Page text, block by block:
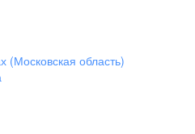
(Московская область)